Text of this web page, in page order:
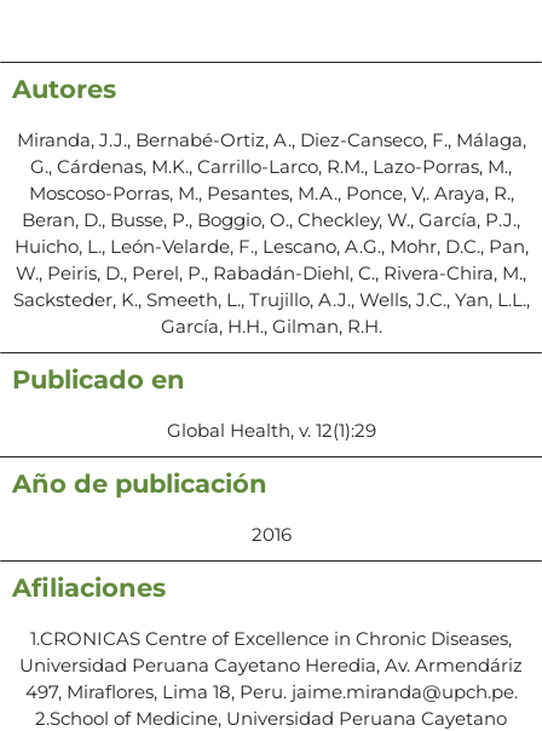
Autores
Miranda, J.J., Bernabé-Ortiz, A., Diez-Canseco, F., Málaga,
G., Cárdenas, M.K., Carrillo-Larco, R.M., Lazo-Porras, M.,
Moscoso-Porras, M., Pesantes, M.A., Ponce, V,. Araya, R.,
Beran, D., Busse, P., Boggio, O., Checkley, W., García, P.J.,
Huicho, L., León-Velarde, F., Lescano, A.G., Mohr, D.C., Pan,
W., Peiris, D., Perel, P., Rabadán-Diehl, C., Rivera-Chira, M.,
Sacksteder, K., Smeeth, L., Trujillo, A.J., Wells, J.C., Yan, L.L.,
García, H.H., Gilman, R.H.
Publicado en
Global Health, v. 12(1):29
Año de publicación
2016
Afiliaciones
1.CRONICAS Centre of Excellence in Chronic Diseases,
Universidad Peruana Cayetano Heredia, Av. Armendáriz
497, Miraflores, Lima 18, Peru. jaime.miranda@upch.pe.
2.School of Medicine, Universidad Peruana Cayetano